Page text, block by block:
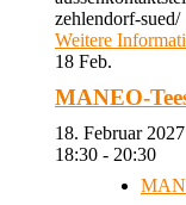
zehlendorf-sued/
Weitere
18 Feb.
MANEO-
18. Februar
18:30 - 20:30